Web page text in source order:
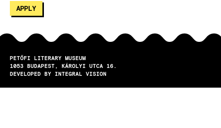
PETŐFI LITERARY MUSEUM
1053
BUDAPEST
KÁROLYI UTCA 16.
DEVELOPED BY INTEGRAL VISION